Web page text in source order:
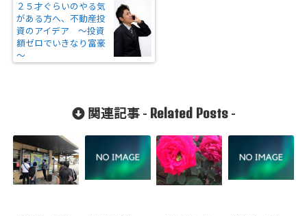
２５才ぐらいのやる気
がある方へ、不動産投
資のアイデア ～投資
額ゼロでいきなり富豪
～
関連記事 - Related Posts-